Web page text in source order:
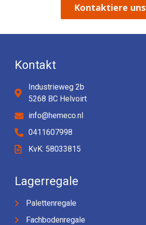
Kontaktiere uns
Kontakt
Industrieweg 2b
5268 BC Helvoirt
info@hemeco.nl
0411607998
KvK: 58033815
Lagerregale
Palettenregale
Fachbodenregale